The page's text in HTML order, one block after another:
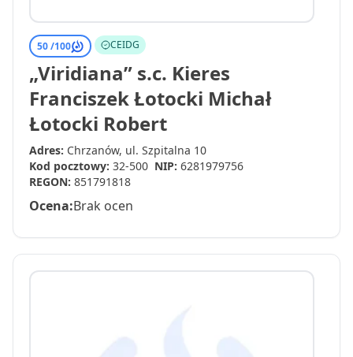
50 /100 CEIDG
„Viridiana” s.c. Kieres
Franciszek Łotocki Michał
Łotocki Robert
Adres: Chrzanów, ul. Szpitalna 10
Kod pocztowy: 32-500 NIP: 6281979756
REGON: 851791818
Ocena:Brak ocen